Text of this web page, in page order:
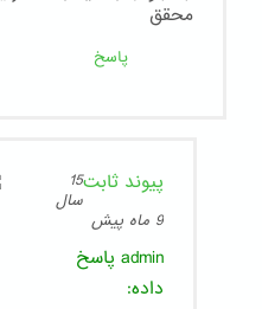
محقق
پاسخ
پیوند ثابت15
سال
9 ماه پیش
admin پاسخ
داده: